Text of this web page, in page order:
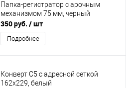
Папка-регистратор с арочным
механизмом 75 мм, черный
350 руб. / шт
Подробнее
Конверт С5 с адресной сеткой
162х229, белый